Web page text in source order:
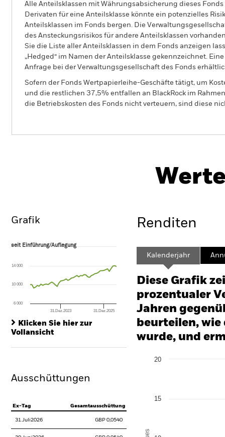
Alle Anteilsklassen mit Währungsabsicherung dieses
Derivaten für eine Anteilsklasse könnte ein potenzielles
Anteilsklassen im Fonds bergen. Die
des Ansteckungsrisikos für andere Anteilsklassen
Sie die Liste aller Anteilsklassen in dem Fonds anzeigen
„Hedged“ im Namen der Anteilsklasse gekennzeichnet.
Anfrage bei der Verwaltungsgesellschaft des Fonds
Sofern der Fonds Wertpapierleihe-Geschäfte tätigt, um
und die restlichen 37,5% entfallen an BlackRock im
die Betriebskosten des Fonds nicht verteuern, sind diese
Wertentwicklung
Grafik
seit Einführung/Auflegung
The chart has 1 X axis displaying Time. Range: 2022-07-31 00:00:00 to
The chart has 1 Y axis displaying values. Range: -40 to 80.
seit Einführung/Auflegung
31.Dez.2023 31.Dez.2025
6 000
10 000
14 000
Klicken Sie hier zur
Vollansicht
Ausschüttungen
Ex-Tag Gesamtausschüttung
31.Juli2026 GBP 0,0540
Renditen
Kalenderjahr
Diese Grafik
prozentualer
Jahren
beurteilen,
wurde, und
Chart
Bar chart with 2 data
15
20